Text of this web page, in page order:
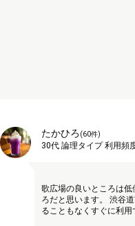
たかひろ (60件)
30代 論理タイプ利用頻
歌広場の良いところは
ろだと思います。 渋谷
ることもなくすぐに利用